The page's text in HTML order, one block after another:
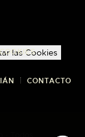
CONTACTO
Todos
las Cookies